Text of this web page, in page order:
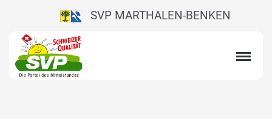
SVP MARTHALEN-BENKEN